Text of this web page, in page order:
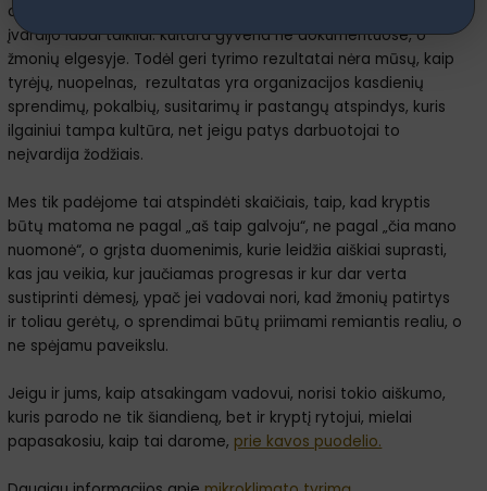
organizacijų psichologas
įvardijo labai taikliai: kultūra gyvena ne dokumentuose, o
žmonių elgesyje. Todėl geri tyrimo rezultatai nėra mūsų, kaip
tyrėjų, nuopelnas, rezultatas yra organizacijos kasdienių
sprendimų, pokalbių, susitarimų ir pastangų atspindys, kuris
ilgainiui tampa kultūra, net jeigu patys darbuotojai to
neįvardija žodžiais.
Mes tik padėjome tai atspindėti skaičiais, taip, kad kryptis
būtų matoma ne pagal „aš taip galvoju“, ne pagal „čia mano
nuomonė“, o grįsta duomenimis, kurie leidžia aiškiai suprasti,
kas jau veikia, kur jaučiamas progresas ir kur dar verta
sustiprinti dėmesį, ypač jei vadovai nori, kad žmonių patirtys
ir toliau gerėtų, o sprendimai būtų priimami remiantis realiu, o
ne spėjamu paveikslu.
Jeigu ir jums, kaip atsakingam vadovui, norisi tokio aiškumo,
kuris parodo ne tik šiandieną, bet ir kryptį rytojui, mielai
papasakosiu, kaip tai darome, prie kavos puodelio.